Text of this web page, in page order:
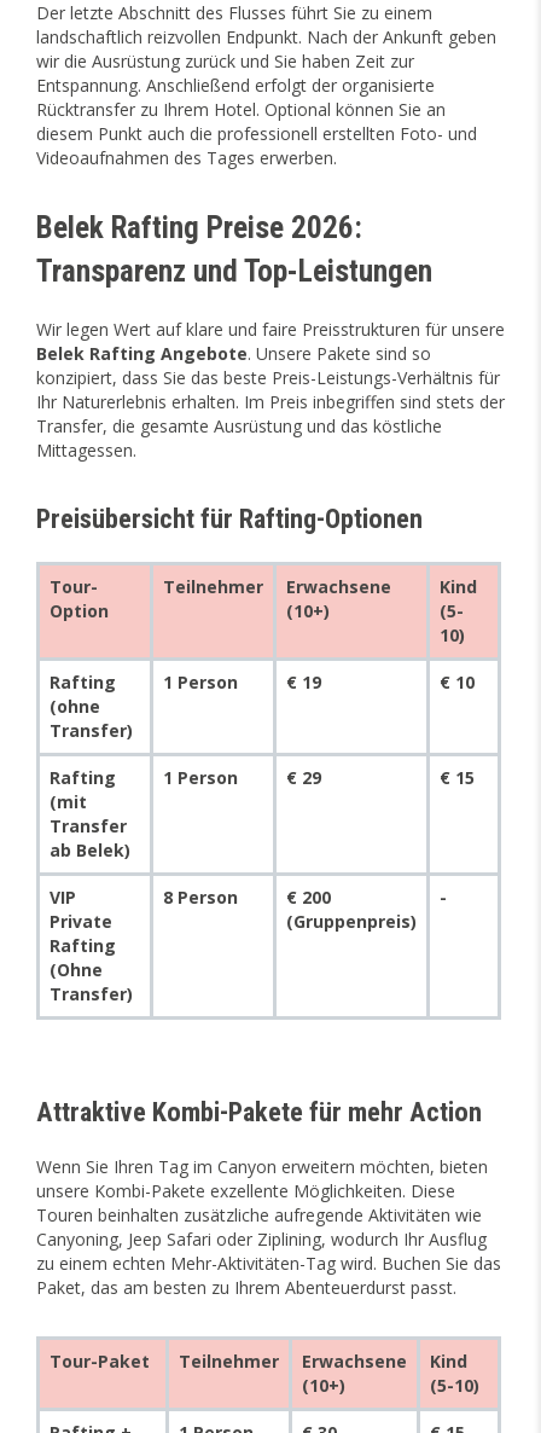
Der letzte Abschnitt des Flusses führt Sie zu einem
landschaftlich reizvollen Endpunkt. Nach der Ankunft geben
wir die Ausrüstung zurück und Sie haben Zeit zur
Entspannung. Anschließend erfolgt der organisierte
Rücktransfer zu Ihrem Hotel. Optional können Sie an
diesem Punkt auch die professionell erstellten Foto- und
Videoaufnahmen des Tages erwerben.
Belek Rafting Preise 2026:
Transparenz und Top-Leistungen
Wir legen Wert auf klare und faire Preisstrukturen für unsere
Belek Rafting Angebote. Unsere Pakete sind so
konzipiert, dass Sie das beste Preis-Leistungs-Verhältnis für
Ihr Naturerlebnis erhalten. Im Preis inbegriffen sind stets der
Transfer, die gesamte Ausrüstung und das köstliche
Mittagessen.
Preisübersicht für Rafting-Optionen
Tour-
Option
Teilnehmer
Erwachsene
(10+)
Kind
(5-
10)
Rafting
(ohne
Transfer)
1 Person € 19 € 10
Rafting
(mit
Transfer
ab Belek)
1 Person € 29 € 15
VIP
Private
Rafting
(Ohne
Transfer)
8 Person
€ 200
(Gruppenpreis)
-
Attraktive Kombi-Pakete für mehr Action
Wenn Sie Ihren Tag im Canyon erweitern möchten, bieten
unsere Kombi-Pakete exzellente Möglichkeiten. Diese
Touren beinhalten zusätzliche aufregende Aktivitäten wie
Canyoning, Jeep Safari oder Ziplining, wodurch Ihr Ausflug
zu einem echten Mehr-Aktivitäten-Tag wird. Buchen Sie das
Paket, das am besten zu Ihrem Abenteuerdurst passt.
Tour-Paket Teilnehmer
Erwachsene
(10+)
Kind
(5-10)